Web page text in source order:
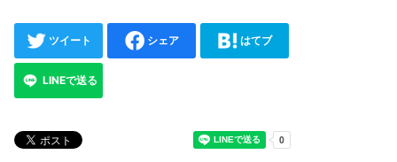
ツイート シェア はてブ
LINEで送る